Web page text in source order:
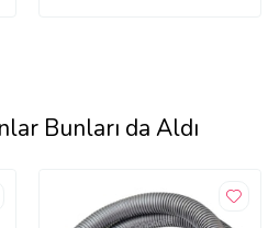
Bunları da Aldı